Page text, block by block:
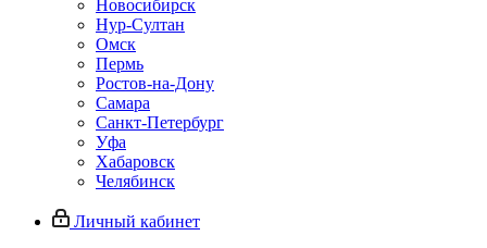
Новосибирск
Нур-Султан
Омск
Пермь
Ростов-на-Дону
Самара
Санкт-Петербург
Уфа
Хабаровск
Челябинск
Личный кабинет